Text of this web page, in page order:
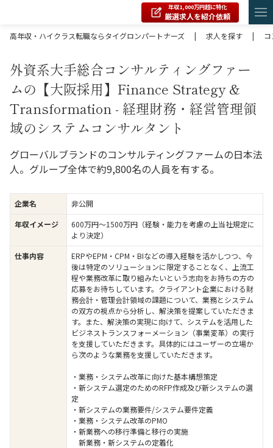
年収1,000万円超に特化
厳選求人を紹介依頼
高年収・ハイクラス転職ならタイグロンパートナーズ
| 求人を探す |
外資系大手総合コンサルティングファー
ムの【大阪採用】Finance Strategy &
Transformation - 経理財務・経営管理領
域のシステムコンサルタント
グローバルブランドのコンサルティングファームの日本法
人。グループ全体で約9,800名の人員を有する。
企業名
非公開
年収イメージ
600万円〜1500万円（経験・能力を考慮の上当社規定に
より決定）
仕事内容
ERPやEPM・CPM・BIなどの導入経験を活かしつつ、今
後は特定のソリューションに限定することなく、上流工
程や業務改革に取り組みたいという志向をお持ちの方の
応募をお待ちしています。クライアント企業における財
務会計・管理会計領域の課題について、業務とシステム
の双方の視点から分析し、解決策を提案していただきま
す。また、解決策の実現に向けて、システムを活用した
ビジネストランスフォーメーション（事業変革）の実行
を支援していただきます。具体的にはユーザーの立場か
ら次のような業務を支援していただきます。
・業務・システム改革に向けた基本構想策定
・新システム選定のためのRFP作成及び新システムの選
定
・新システムの業務要件/システム要件定義
・業務・システム改革のPMO
・新業務への移行準備と移行の実施
新業務・新システムの定着化